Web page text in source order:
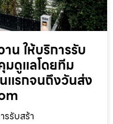
น ให้บริการรับ
มดูแลโดยทีม
แรกจนถึงวันส่ง
รับสร้า